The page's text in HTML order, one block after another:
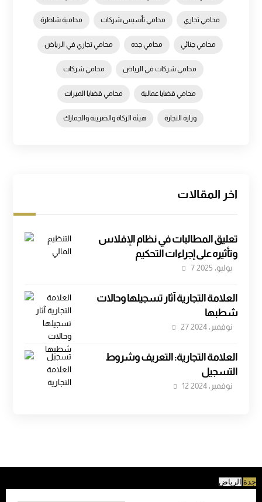
محامية شاطرة محامي تأسيس شركات محامي تجاري
محامي تجاري في الرياض محامي جده محامي جنائي
محامي شركات محامي شركات في الرياض
محامي قضايا الميراث محامي قضايا عمالية
هيئة الزكاة والضريبة والجمارك وزارة التجارة
اخر المقالات
تعليق المطالبات في نظام الإفلاس
وتأثيره على إجراءات التحكيم
7 يوليو، 2025
العلامة التجارية آثار تسجيلها وحالات
شطبها
27 نوفمبر، 2024
العلامة التجارية: التعريف وشروط
التسجيل
12 نوفمبر، 2024
جدة الرياض